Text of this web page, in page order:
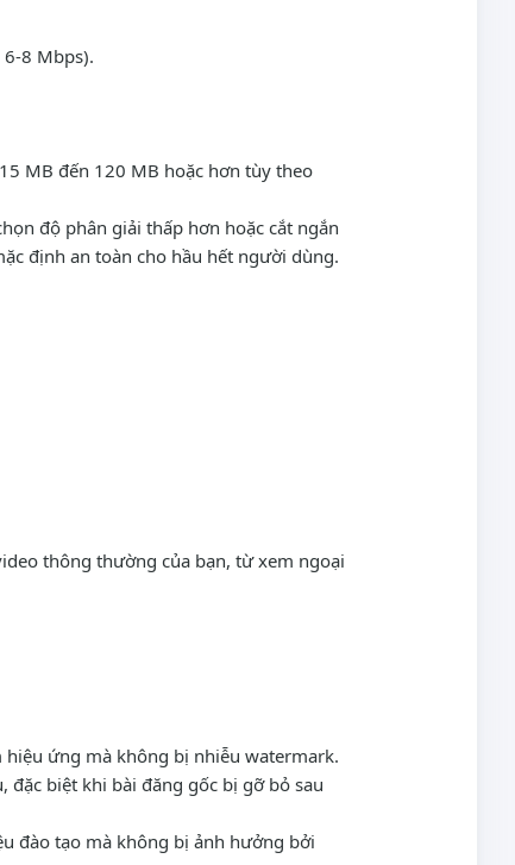
8 Mbps).
MB đến 120 MB hoặc hơn tùy theo
độ phân giải thấp hơn hoặc cắt ngắn
định an toàn cho hầu hết người dùng.
thông thường của bạn, từ xem ngoại
ứng mà không bị nhiễu watermark.
đặc biệt khi bài đăng gốc bị gỡ bỏ sau
đào tạo mà không bị ảnh hưởng bởi